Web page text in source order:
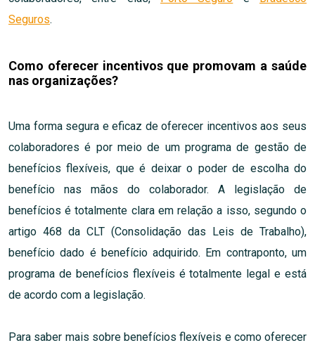
Seguros.
Como oferecer incentivos que promovam a saúde
nas organizações?
Uma forma segura e eficaz de oferecer incentivos aos seus
colaboradores é por meio de um programa de gestão de
benefícios flexíveis, que é deixar o poder de escolha do
benefício nas mãos do colaborador. A legislação de
benefícios é totalmente clara em relação a isso, segundo o
artigo 468 da CLT (Consolidação das Leis de Trabalho),
benefício dado é benefício adquirido. Em contraponto, um
programa de benefícios flexíveis é totalmente legal e está
de acordo com a legislação.
Para saber mais sobre benefícios flexíveis e como oferecer